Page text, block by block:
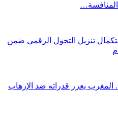
تنزيل التحول الرقمي ضمن
المغرب يعزز قدراته ضد الإرهاب